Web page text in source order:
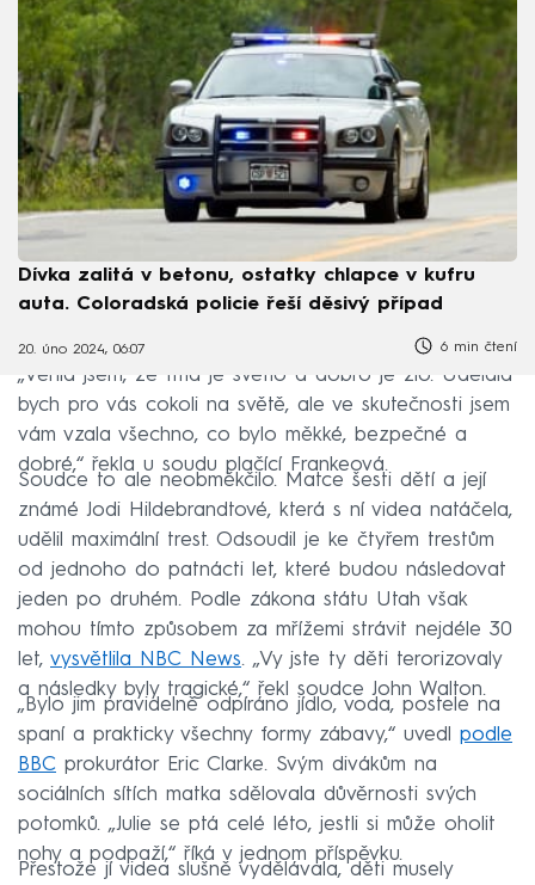
Dívka zalitá v betonu, ostatky chlapce v kufru
auta. Coloradská policie řeší děsivý případ
20. úno 2024, 06:07 6 min čtení
„Věřila jsem, že tma je světlo a dobro je zlo. Udělala
bych pro vás cokoli na světě, ale ve skutečnosti jsem
vám vzala všechno, co bylo měkké, bezpečné a
dobré,“ řekla u soudu plačící Frankeová.
Soudce to ale neobměkčilo. Matce šesti dětí a její
známé Jodi Hildebrandtové, která s ní videa natáčela,
udělil maximální trest. Odsoudil je ke čtyřem trestům
od jednoho do patnácti let, které budou následovat
jeden po druhém. Podle zákona státu Utah však
mohou tímto způsobem za mřížemi strávit nejdéle 30
let, vysvětlila NBC News. „Vy jste ty děti terorizovaly
a následky byly tragické,“ řekl soudce John Walton.
„Bylo jim pravidelně odpíráno jídlo, voda, postele na
spaní a prakticky všechny formy zábavy,“ uvedl podle
BBC prokurátor Eric Clarke. Svým divákům na
sociálních sítích matka sdělovala důvěrnosti svých
potomků. „Julie se ptá celé léto, jestli si může oholit
nohy a podpaží,“ říká v jednom příspěvku.
Přestože jí videa slušně vydělávala, děti musely